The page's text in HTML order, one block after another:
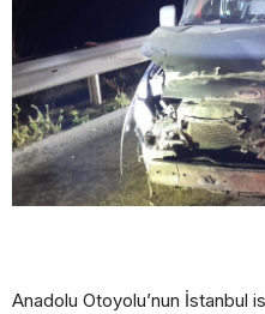
Anadolu Otoyolu’nun İstanbul